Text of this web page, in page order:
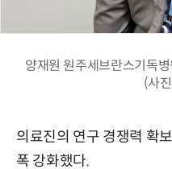
양재원 원주세브란스기독
(사
의료진의 연구 경쟁력 확
폭 강화했다.